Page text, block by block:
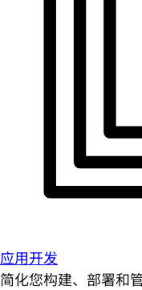
应用开发
简化您构建、部署和